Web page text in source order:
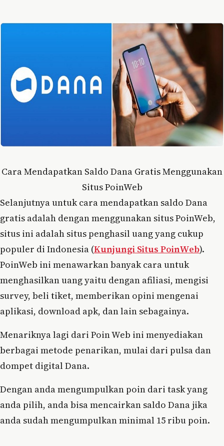
Cara Mendapatkan Saldo Dana Gratis Menggunakan
Situs PoinWeb
Selanjutnya untuk cara mendapatkan saldo Dana
gratis adalah dengan menggunakan situs PoinWeb,
situs ini adalah situs penghasil uang yang cukup
populer di Indonesia (Kunjungi Situs PoinWeb).
PoinWeb ini menawarkan banyak cara untuk
menghasilkan uang yaitu dengan afiliasi, mengisi
survey, beli tiket, memberikan opini mengenai
aplikasi, download apk, dan lain sebagainya.
Menariknya lagi dari Poin Web ini menyediakan
berbagai metode penarikan, mulai dari pulsa dan
dompet digital Dana.
Dengan anda mengumpulkan poin dari task yang
anda pilih, anda bisa mencairkan saldo Dana jika
anda sudah mengumpulkan minimal 15 ribu poin.